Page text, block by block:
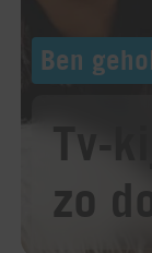
Ben
Tv-
zo